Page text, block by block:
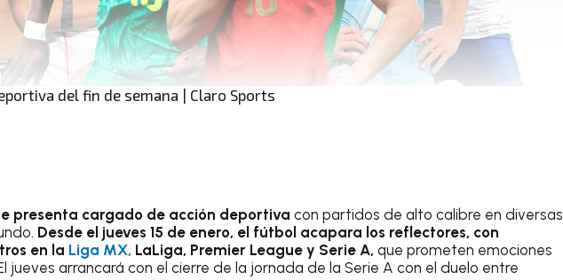
del fin de semana | Claro Sports
presenta cargado de acción deportiva con partidos de alto calibre en diversas
Desde el jueves 15 de enero, el fútbol acapara los reflectores, con
en la Liga MX, LaLiga, Premier League y Serie A, que prometen emociones
jueves arrancará con el cierre de la jornada de la Serie A con el duelo entre